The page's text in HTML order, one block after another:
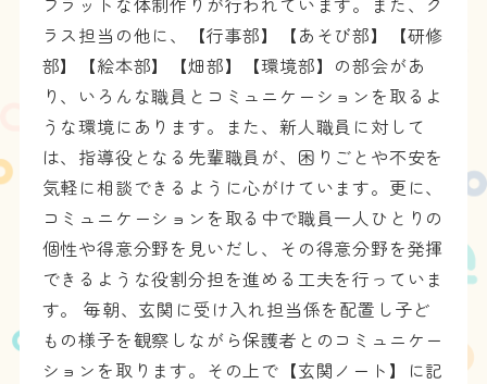
ラス担当の他に、【行事部】【あそび部】【研修
部】【絵本部】【畑部】【環境部】の部会があ
り、いろんな職員とコミュニケーションを取るよ
うな環境にあります。また、新人職員に対して
は、指導役となる先輩職員が、困りごとや不安を
気軽に相談できるように心がけています。更に、
コミュニケーションを取る中で職員一人ひとりの
個性や得意分野を見いだし、その得意分野を発揮
できるような役割分担を進める工夫を行っていま
す。 毎朝、玄関に受け入れ担当係を配置し子ど
もの様子を観察しながら保護者とのコミュニケー
ションを取ります。その上で【玄関ノート】に記